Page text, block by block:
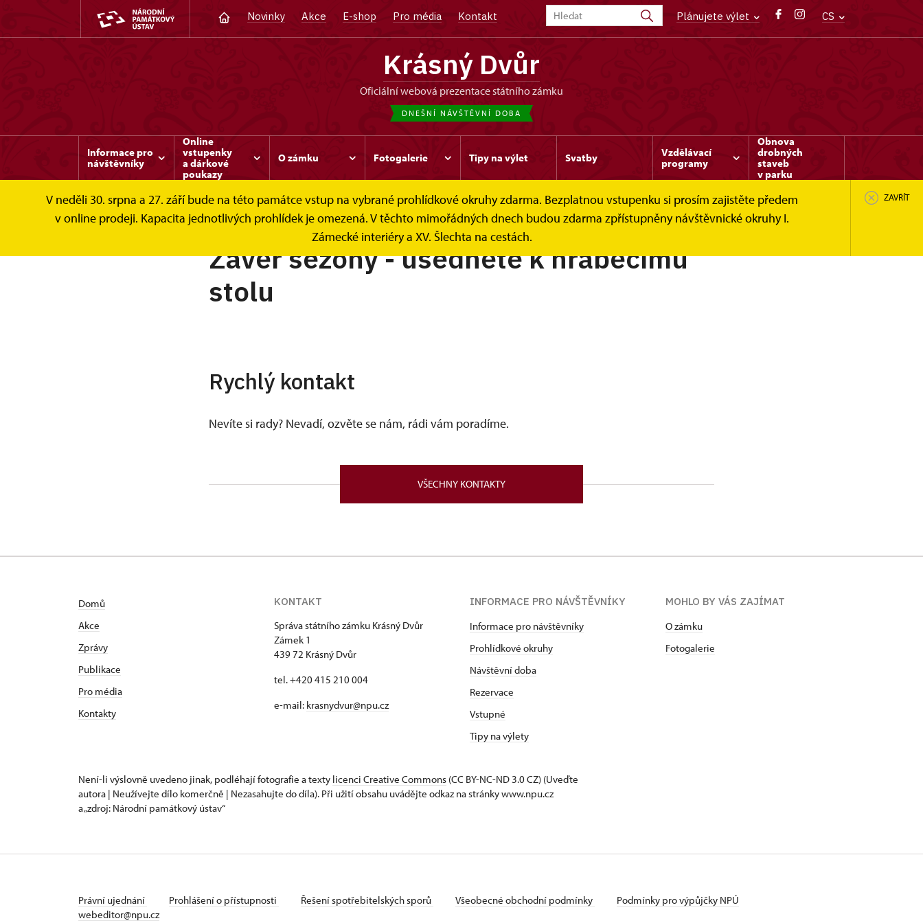
Novinky Akce E-shop Pro média Kontakt Plánujete výlet CS
Krásný Dvůr
oficiální webová prezentace státního zámku
DNEŠNÍ NÁVŠTĚVNÍ DOBA
Informace pro
návštěvníky
Online
vstupenky
a dárkové
poukazy
O zámku Fotogalerie Tipy na výlet Svatby
Vzdělávací
programy
Obnova
drobných
staveb
v parku
V neděli 30. srpna a 27. září bude na této památce vstup na vybrané prohlídkové okruhy zdarma. Bezplatnou vstupenku si prosím zajistěte předem
v online prodeji. Kapacita jednotlivých prohlídek je omezená. V těchto mimořádných dnech budou zdarma zpřístupněny návštěvnické okruhy I.
Zámecké interiéry a XV. Šlechta na cestách.
ZAVŘÍT
Závěr sezóny - usedněte k hraběcímu
stolu
Rychlý kontakt
Nevíte si rady? Nevadí, ozvěte se nám, rádi vám poradíme.
VŠECHNY KONTAKTY
Domů
Akce
Zprávy
Publikace
Pro média
Kontakty
KONTAKT
Správa státního zámku Krásný Dvůr
Zámek 1
439 72 Krásný Dvůr
tel. +420 415 210 004
e-mail: krasnydvur@npu.cz
INFORMACE PRO NÁVŠTĚVNÍKY
Informace pro návštěvníky
Prohlídkové okruhy
Návštěvní doba
Rezervace
Vstupné
Tipy na výlety
MOHLO BY VÁS ZAJÍMAT
O zámku
Fotogalerie
Není-li výslovně uvedeno jinak, podléhají fotografie a texty licenci Creative Commons (CC BY-NC-ND 3.0 CZ) (Uveďte
autora | Neužívejte dílo komerčně | Nezasahujte do díla). Při užití obsahu uvádějte odkaz na stránky www.npu.cz
a „zdroj: Národní památkový ústav“
Právní ujednání Prohlášení o přístupnosti Řešení spotřebitelských sporů Všeobecné obchodní podmínky
Podmínky pro výpůjčky NPÚ
webeditor@npu.cz